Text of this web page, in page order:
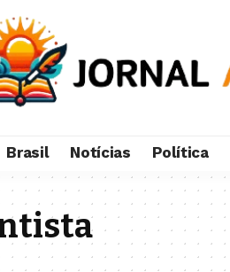
Brasil Notícias Política